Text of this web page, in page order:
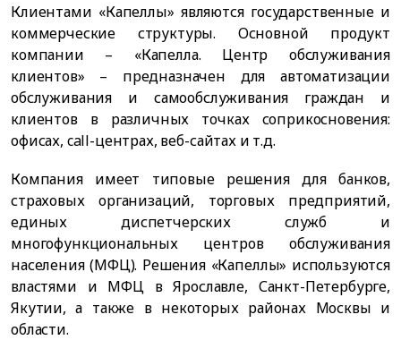
Клиентами «Капеллы» являются государственные и
коммерческие структуры. Основной продукт
компании – «Капелла. Центр обслуживания
клиентов» – предназначен для автоматизации
обслуживания и самообслуживания граждан и
клиентов в различных точках соприкосновения:
офисах, call-центрах, веб-сайтах и т.д.
Компания имеет типовые решения для банков,
страховых организаций, торговых предприятий,
единых диспетчерских служб и
многофункциональных центров обслуживания
населения (МФЦ). Решения «Капеллы» используются
властями и МФЦ в Ярославле, Санкт-Петербурге,
Якутии, а также в некоторых районах Москвы и
области.